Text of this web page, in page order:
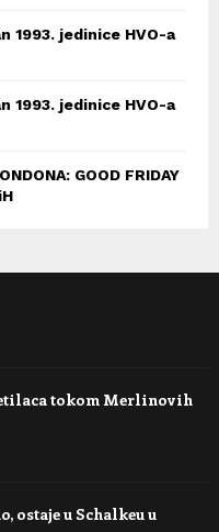
1993. jedinice HVO-a
1993. jedinice HVO-a
GOOD FRIDAY
tokom Merlinovih
ostaje u Schalkeu u